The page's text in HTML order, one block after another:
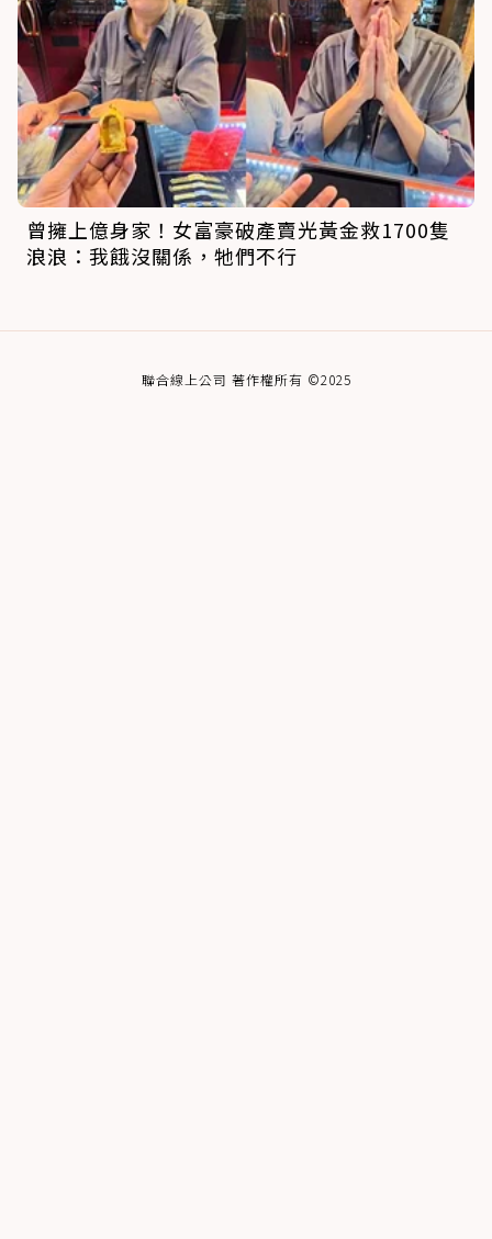
曾擁上億身家！女富豪破產賣光黃金救1700隻
浪浪：我餓沒關係，牠們不行
聯合線上公司 著作權所有 ©2025